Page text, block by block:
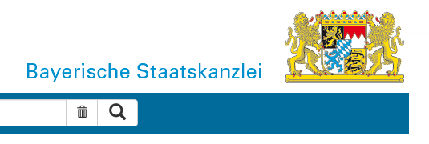
Suche zurücksetzen